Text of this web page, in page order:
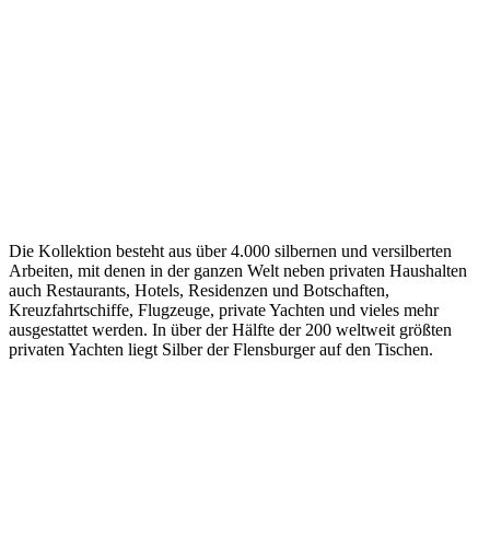
Die Kollektion besteht aus über 4.000 silbernen und versilberten
Arbeiten, mit denen in der ganzen Welt neben privaten Haushalten
auch Restaurants, Hotels, Residenzen und Botschaften,
Kreuzfahrtschiffe, Flugzeuge, private Yachten und vieles mehr
ausgestattet werden. In über der Hälfte der 200 weltweit größten
privaten Yachten liegt Silber der Flensburger auf den Tischen.